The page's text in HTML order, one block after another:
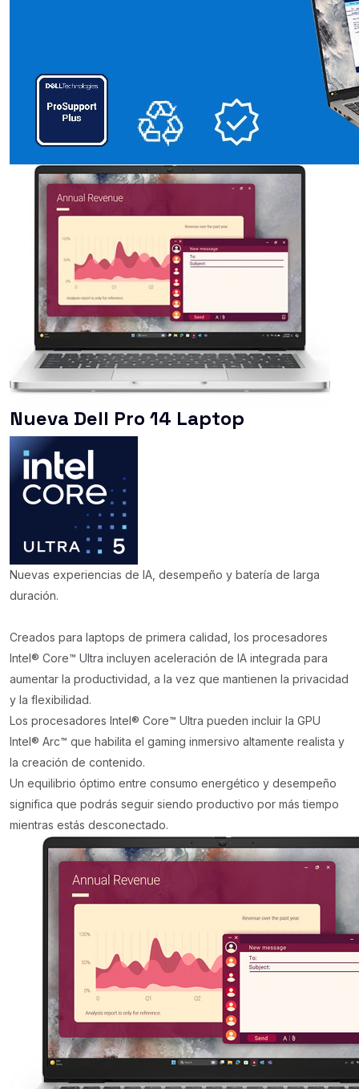
Nueva Dell Pro 14 Laptop
Nuevas experiencias de IA, desempeño y batería de larga
duración.
Creados para laptops de primera calidad, los procesadores
Intel® Core™ Ultra incluyen aceleración de IA integrada para
aumentar la productividad, a la vez que mantienen la privacidad
y la flexibilidad.
Los procesadores Intel® Core™ Ultra pueden incluir la GPU
Intel® Arc™ que habilita el gaming inmersivo altamente realista y
la creación de contenido.
Un equilibrio óptimo entre consumo energético y desempeño
significa que podrás seguir siendo productivo por más tiempo
mientras estás desconectado.